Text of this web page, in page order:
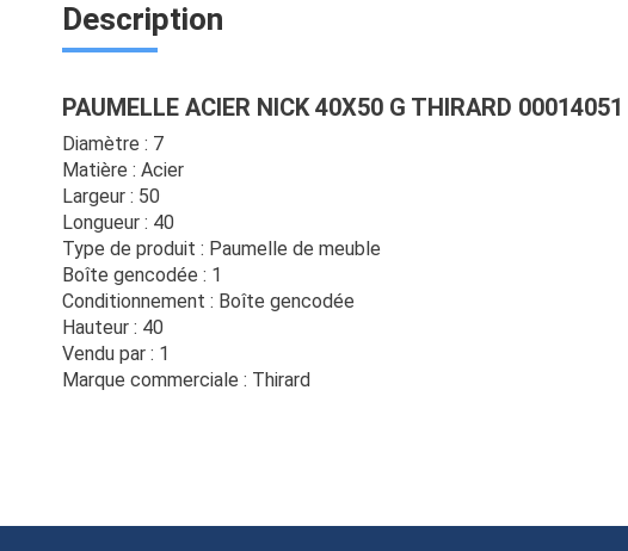
Description
PAUMELLE ACIER NICK 40X50 G THIRARD 00014051
Diamètre : 7
Matière : Acier
Largeur : 50
Longueur : 40
Type de produit : Paumelle de meuble
Boîte gencodée : 1
Conditionnement : Boîte gencodée
Hauteur : 40
Vendu par : 1
Marque commerciale : Thirard